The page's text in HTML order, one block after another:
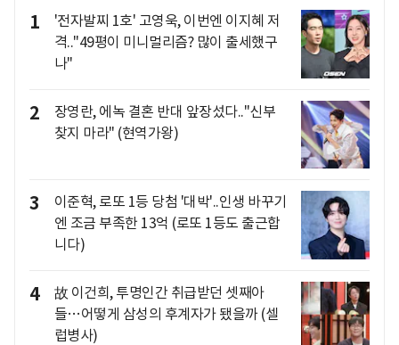
1
'전자발찌 1호' 고영욱, 이번엔 이지혜 저
격.."49평이 미니멀리즘? 많이 출세했구
나"
2
장영란, 에녹 결혼 반대 앞장섰다.."신부
찾지 마라" (현역가왕)
3
이준혁, 로또 1등 당첨 '대박'..인생 바꾸기
엔 조금 부족한 13억 (로또 1등도 출근합
니다)
4
故 이건희, 투명인간 취급받던 셋째아
들…어떻게 삼성의 후계자가 됐을까 (셀
럽병사)